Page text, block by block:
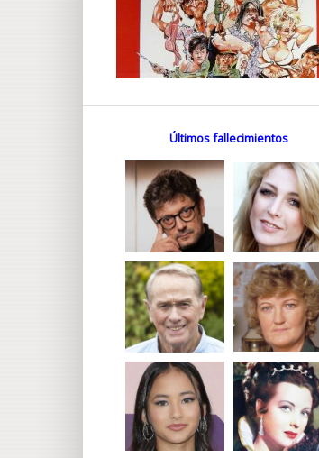
Últimos fallecimientos